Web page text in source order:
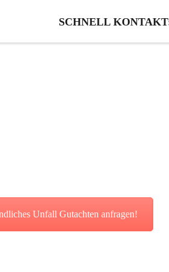
SCHNELL
Unfall Gutachten anfragen!